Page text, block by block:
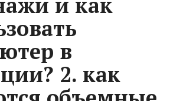
в
2. как